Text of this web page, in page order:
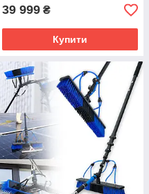
39 999 ₴
Купити